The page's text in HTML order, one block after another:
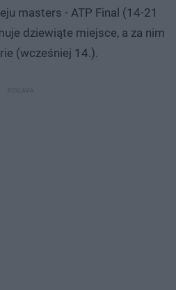
masters - ATP Final (14-21
dziewiąte miejsce, a za nim
(wcześniej 14.).